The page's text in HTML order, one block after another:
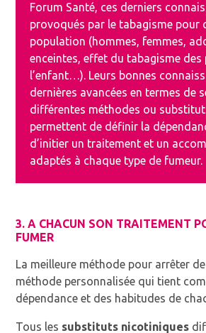
Forum Santé, ces derniers
provoqués par le tabagisme pour
population (hommes, femmes,
enceintes, effet du tabagisme des
l’enfant…). Leurs bonnes
dernières avancées en termes de
différentes méthodes ou
permettent de définir la
d’initier un traitement et un
adaptés à chaque type de fumeur.
3. A CHACUN SON TRAITEMENT
FUMER
La meilleure méthode pour arrêter
méthode personnalisée qui tient
dépendance et des habitudes de
Tous les substituts nicotiniques